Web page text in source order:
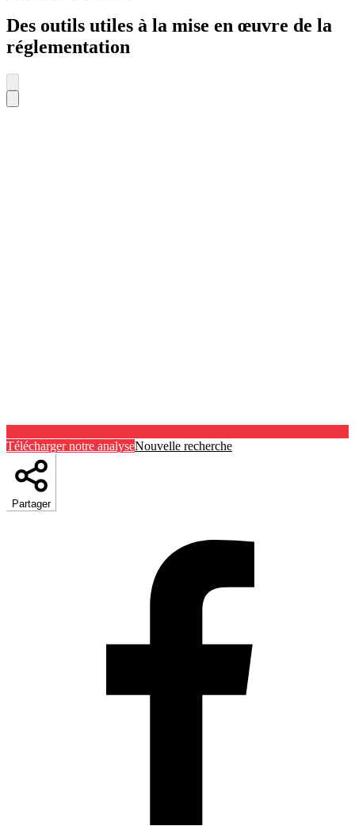
Des outils utiles à la mise en œuvre de la
réglementation
Télécharger notre analyseNouvelle recherche
Partager